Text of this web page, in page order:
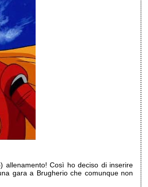
allenamento! Così ho deciso di inserire
gara a Brugherio che comunque non